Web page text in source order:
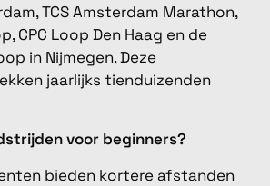
TCS Amsterdam Marathon,
CPC Loop Den Haag en de
in Nijmegen. Deze
jaarlijks tienduizenden
voor beginners?
bieden kortere afstanden